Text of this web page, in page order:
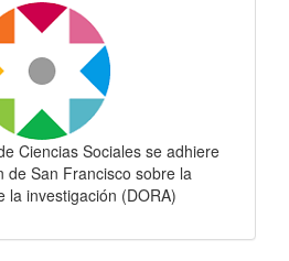
Ciencias Sociales se adhiere
de San Francisco sobre la
la investigación (DORA)